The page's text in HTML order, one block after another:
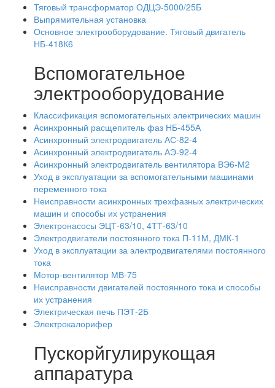
Тяговый трансформатор ОДЦЭ-5000/25Б
Выпрямительная установка
Основное электрооборудование. Тяговый двигатель
НБ-418К6
Вспомогательное
электрооборудование
Классификация вспомогательных электрических машин
Асинхронный расщепитель фаз НБ-455А
Асинхронный электродвигатель АС-82-4
Асинхронный электродвигатель АЭ-92-4
Асинхронный электродвигатель вентилятора ВЭ6-М2
Уход в эксплуатации за вспомогательными машинами
переменного тока
Неисправности асинхронных трехфазных электрических
машин и способы их устранения
Электронасосы ЭЦТ-63/10, 4ТТ-63/10
Электродвигатели постоянного тока П-11М, ДМК-1
Уход в эксплуатации за электродвигателями постоянного
тока
Мотор-вентилятор МВ-75
Неисправности двигателей постоянного тока и способы
их устранения
Электрическая печь ПЭТ-2Б
Электрокалорифер
Пускорйгулирукощая
аппаратура